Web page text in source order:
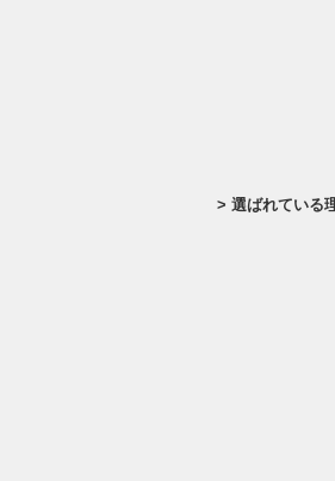
選ばれている